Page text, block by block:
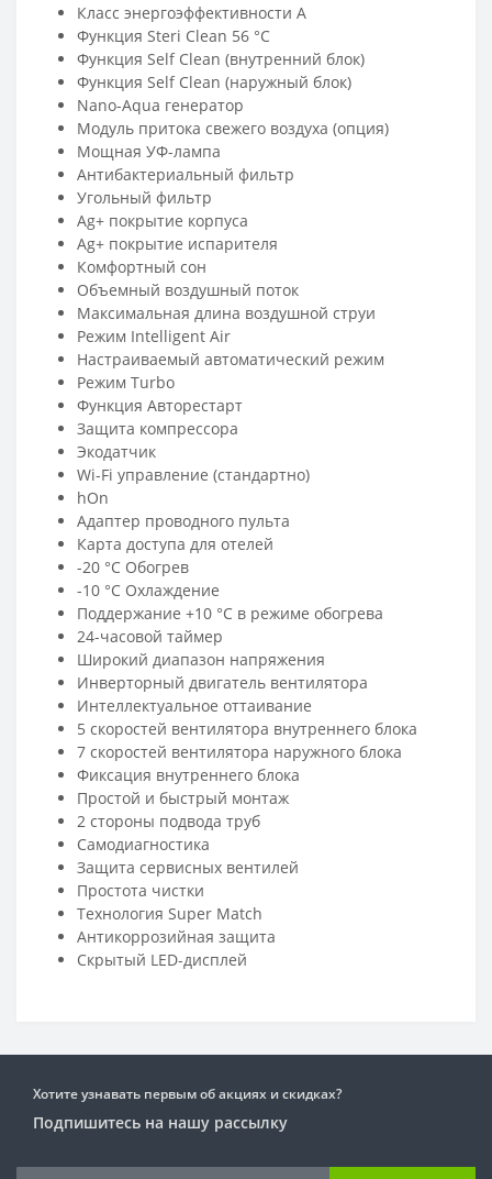
Класс энергоэффективности A
Функция Steri Clean 56 °C
Функция Self Clean (внутренний блок)
Функция Self Clean (наружный блок)
Nano-Aqua генератор
Модуль притока свежего воздуха (опция)
Мощная УФ-лампа
Антибактериальный фильтр
Угольный фильтр
Ag+ покрытие корпуса
Ag+ покрытие испарителя
Комфортный сон
Объемный воздушный поток
Максимальная длина воздушной струи
Режим Intelligent Air
Настраиваемый автоматический режим
Режим Turbo
Функция Авторестарт
Защита компрессора
Экодатчик
Wi-Fi управление (стандартно)
hOn
Адаптер проводного пульта
Карта доступа для отелей
-20 °C Обогрев
-10 °C Охлаждение
Поддержание +10 °С в режиме обогрева
24-часовой таймер
Широкий диапазон напряжения
Инверторный двигатель вентилятора
Интеллектуальное оттаивание
5 скоростей вентилятора внутреннего блока
7 скоростей вентилятора наружного блока
Фиксация внутреннего блока
Простой и быстрый монтаж
2 стороны подвода труб
Самодиагностика
Защита сервисных вентилей
Простота чистки
Технология Super Match
Антикоррозийная защита
Скрытый LED-дисплей
Хотите узнавать первым об акциях и скидках?
Подпишитесь на нашу рассылку